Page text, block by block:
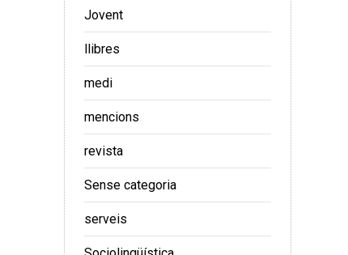
Jovent
llibres
medi
mencions
revista
Sense categoria
serveis